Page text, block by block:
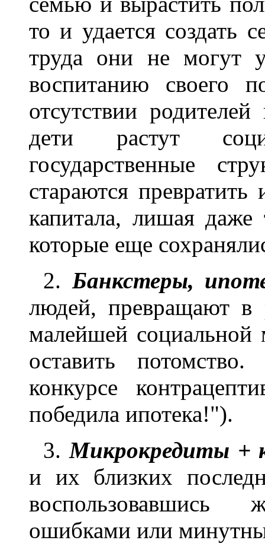
то и удается создать
труда они не могут
воспитанию своего
отсутствии
дети растут
государственные
стараются
капитала, лишая даже
которые еще
2. Банкстеры,
людей, превращают в
малейшей социальной
оставить
конкурсе
победила ипотека!").
3.Микрокредиты +
и их близких
воспользовавшись
ошибками или